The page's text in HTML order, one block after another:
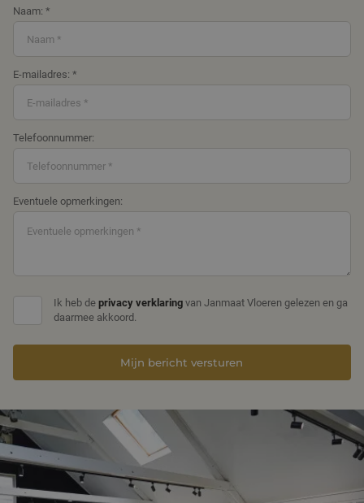
Naam: *
E-mailadres: *
Telefoonnummer:
Eventuele opmerkingen:
Ik heb de privacy verklaring van Janmaat Vloeren gelezen en ga
daarmee akkoord.